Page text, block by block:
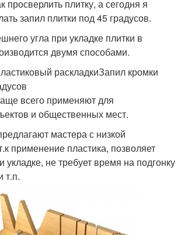
просверлить плитку, а сегодня я
запил плитки под 45 градусов.
угла при укладке плитки в
двумя способами.
раскладкиЗапил кромки
всего применяют для
и общественных мест.
мастера с низкой
применение пластика, позволяет
укладке, не требует время на подгонку
т.п.